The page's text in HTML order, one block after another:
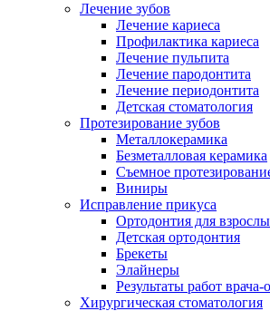
Лечение зубов
Лечение кариеса
Профилактика кариеса
Лечение пульпита
Лечение пародонтита
Лечение периодонтита
Детская стоматология
Протезирование зубов
Металлокерамика
Безметалловая керамика
Съемное
Виниры
Исправление прикуса
Ортодонтия для
Детская ортодонтия
Брекеты
Элайнеры
Результаты работ врача-
Хирургическая стоматология